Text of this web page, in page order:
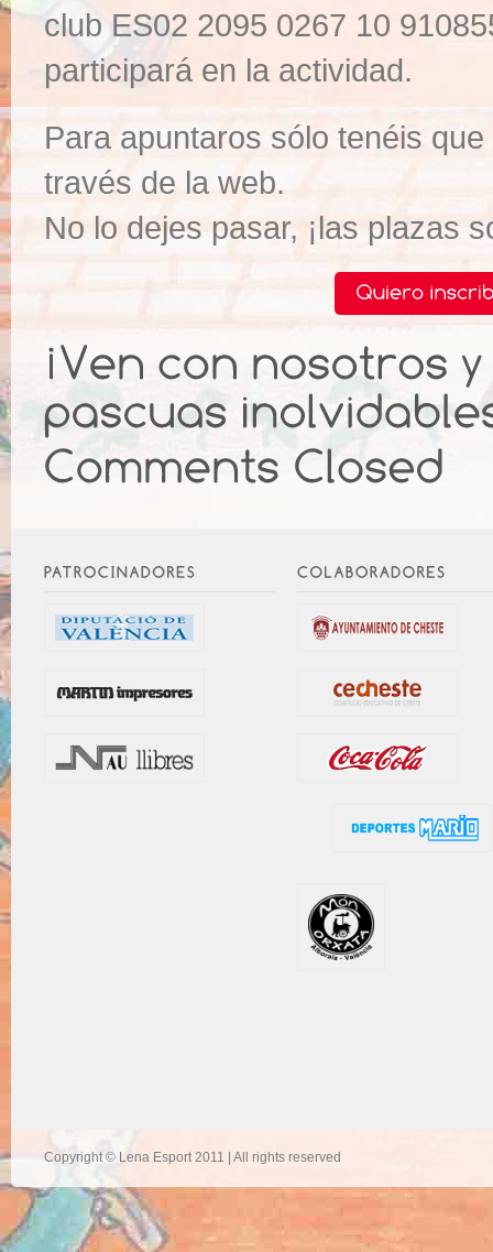
club ES02 2095 0267 10
participará en la actividad.
Para apuntaros sólo tenéis
través de la web.
No lo dejes pasar, ¡las plazas
Copyright © Lena Esport 2011 | All rights reserved